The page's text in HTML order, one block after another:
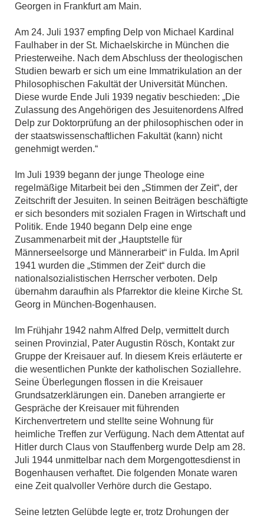
Georgen in Frankfurt am Main.
Am 24. Juli 1937 empfing Delp von Michael Kardinal
Faulhaber in der St. Michaelskirche in München die
Priesterweihe. Nach dem Abschluss der theologischen
Studien bewarb er sich um eine Immatrikulation an der
Philosophischen Fakultät der Universität München.
Diese wurde Ende Juli 1939 negativ beschieden: „Die
Zulassung des Angehörigen des Jesuitenordens Alfred
Delp zur Doktorprüfung an der philosophischen oder in
der staatswissenschaftlichen Fakultät (kann) nicht
genehmigt werden.“
Im Juli 1939 begann der junge Theologe eine
regelmäßige Mitarbeit bei den „Stimmen der Zeit“, der
Zeitschrift der Jesuiten. In seinen Beiträgen beschäftigte
er sich besonders mit sozialen Fragen in Wirtschaft und
Politik. Ende 1940 begann Delp eine enge
Zusammenarbeit mit der „Hauptstelle für
Männerseelsorge und Männerarbeit“ in Fulda. Im April
1941 wurden die „Stimmen der Zeit“ durch die
nationalsozialistischen Herrscher verboten. Delp
übernahm daraufhin als Pfarrektor die kleine Kirche St.
Georg in München-Bogenhausen.
Im Frühjahr 1942 nahm Alfred Delp, vermittelt durch
seinen Provinzial, Pater Augustin Rösch, Kontakt zur
Gruppe der Kreisauer auf. In diesem Kreis erläuterte er
die wesentlichen Punkte der katholischen Soziallehre.
Seine Überlegungen flossen in die Kreisauer
Grundsatzerklärungen ein. Daneben arrangierte er
Gespräche der Kreisauer mit führenden
Kirchenvertretern und stellte seine Wohnung für
heimliche Treffen zur Verfügung. Nach dem Attentat auf
Hitler durch Claus von Stauffenberg wurde Delp am 28.
Juli 1944 unmittelbar nach dem Morgengottesdienst in
Bogenhausen verhaftet. Die folgenden Monate waren
eine Zeit qualvoller Verhöre durch die Gestapo.
Seine letzten Gelübde legte er, trotz Drohungen der